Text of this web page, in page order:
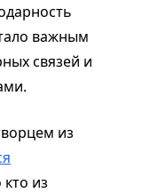
важным
связей и
из
из